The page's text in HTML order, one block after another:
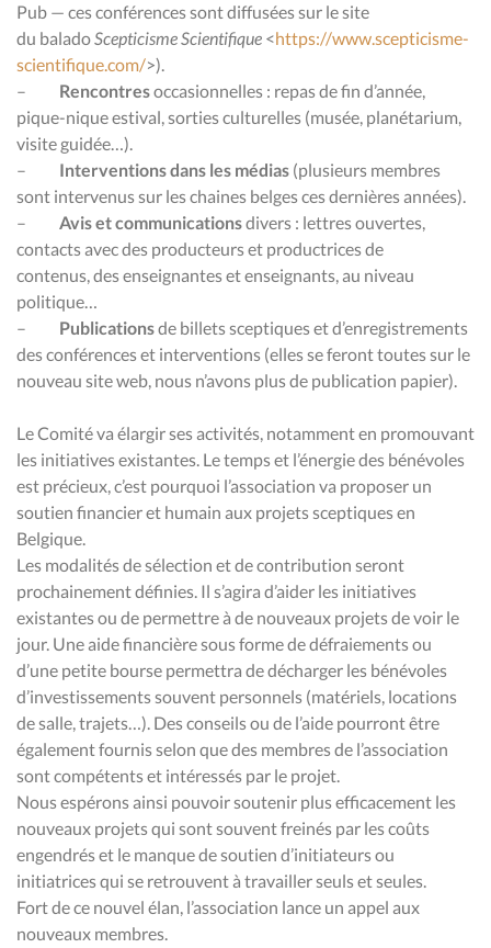
Pub — ces conférences sont diffusées sur le site
du baladoScepticisme Scientifique <https://www.scepticisme-
scientifique.com/>).
– Rencontresoccasionnelles : repas de fin d’année,
pique-nique estival, sorties culturelles (musée, planétarium,
visite guidée…).
–
Interventionsdans les médias (plusieurs membres
sont intervenus sur les chaines belges ces dernières années).
– Avis et communicationsdivers : lettres ouvertes,
contacts avec des producteurset productricesde
contenus,des enseignantes et enseignants, au niveau
politique…
– Publicationsde billets sceptiques et d’enregistrements
desconférences et interventions (elles se feront toutessur le
nouveau site web, nous n’avons plus de publication papier).
Le Comité va élargir ses activités, notamment en promouvant
les initiatives existantes. Le temps et l’énergie des bénévoles
est précieux, c’est pourquoi l’association va proposer un
soutien financier et humain aux projets sceptiques en
Belgique.
Les modalités de sélection et de contribution seront
prochainement définies. Il s’agira d’aider les initiatives
existantes ou de permettre à de nouveaux projets de voir le
jour. Une aide financière sous forme de défraiements ou
d’une petite bourse permettra de décharger les bénévoles
d’investissements souvent personnels (matériels, locations
de salle, trajets…). Des conseils ou de l’aide pourront être
également fournis selon que des membres de l’association
sont compétents et intéressés par le projet.
Nous espérons ainsi pouvoir soutenir plus efficacement les
nouveaux projets qui sont souvent freinés par les coûts
engendrés et le manque de soutien d’initiateurs ou
initiatrices qui se retrouvent à travailler seuls et seules.
Fort de ce nouvel élan, l’association lance un appel aux
nouveaux membres.